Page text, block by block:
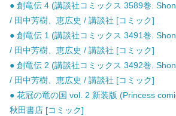
● 創竜伝 4 (講談社コミックス 3589巻.
/ 田中芳樹、恵広史 / 講談社 [コミック]
● 創竜伝 1 (講談社コミックス 3491巻.
/ 田中芳樹、恵広史 / 講談社 [コミック]
● 創竜伝 2 (講談社コミックス 3492巻.
/ 田中芳樹、恵広史 / 講談社 [コミック]
● 花冠の竜の国 vol. 2 新装版 (Princess
秋田書店 [コミック]